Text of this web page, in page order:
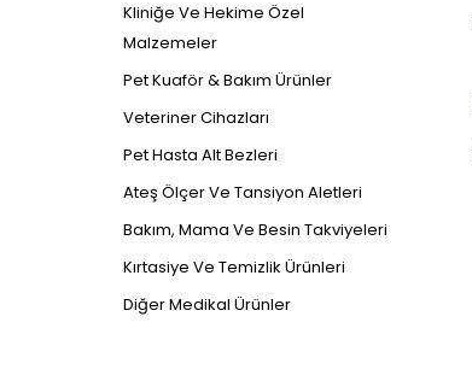
Kliniğe Ve Hekime Özel
Malzemeler
Pet Kuaför & Bakım Ürünler
Veteriner Cihazları
Pet Hasta Alt Bezleri
Ateş Ölçer Ve Tansiyon Aletleri
Bakım, Mama Ve Besin Takviyeleri
Kırtasiye Ve Temizlik Ürünleri
Diğer Medikal Ürünler